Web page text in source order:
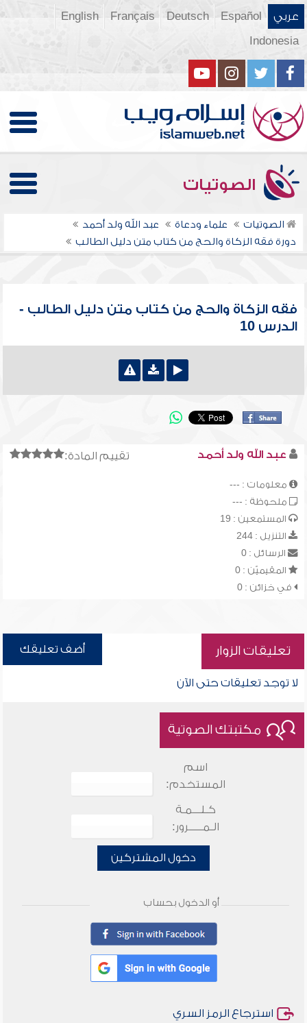
عربي Español
Deutsch
Français
English
Indonesia
الصوتيات
الصوتيات علماء ودعاة
عبد الله ولد أحمد
دورة فقه الزكاة والحج من كتاب متن دليل الطالب
فقه الزكاة والحج من كتاب متن دليل الطالب -
الدرس 10
تقييم المادة: عبد الله ولد أحمد
معلومات : ---
ملحوظة : ---
المستمعين : 19
التنزيل : 244
الرسائل : 0
المقيميّن : 0
في خزائن : 0
تعليقات الزوار أضف تعليقك
لا توجد تعليقات حتى الآن
مكتبتك الصوتية
اسم
المستخدم:
كـلـــمـة
الـمـــــرور:
دخول المشتركين
أو الدخول بحساب
استرجاع الرمز السري